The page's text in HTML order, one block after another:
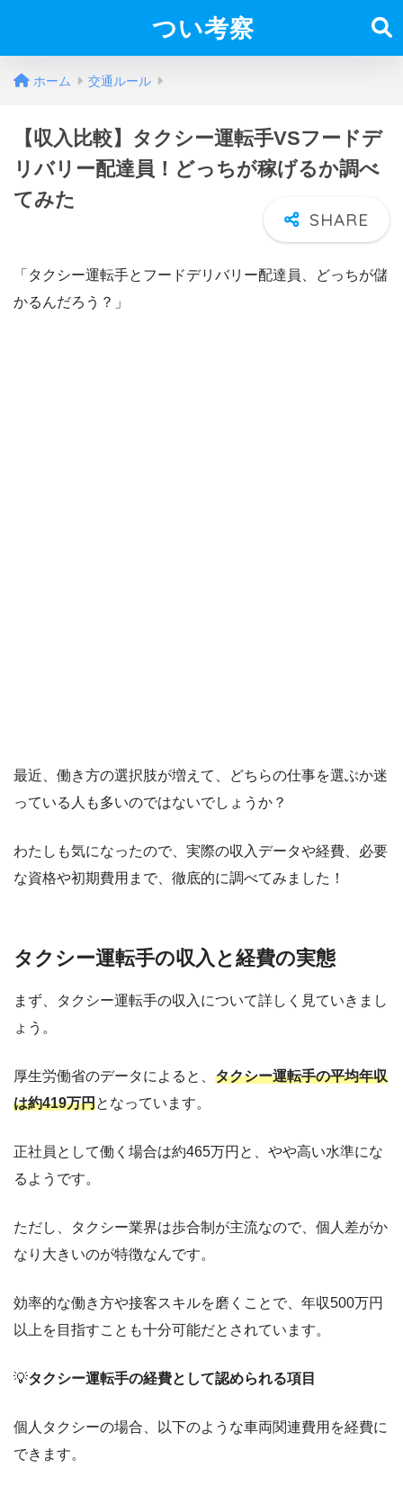
つい考察
ホーム 交通ルール
【収入比較】タクシー運転手VSフードデ
リバリー配達員！どっちが稼げるか調べ
てみた
「タクシー運転手とフードデリバリー配達員、どっちが儲
かるんだろう？」
最近、働き方の選択肢が増えて、どちらの仕事を選ぶか迷
っている人も多いのではないでしょうか？
わたしも気になったので、実際の収入データや経費、必要
な資格や初期費用まで、徹底的に調べてみました！
タクシー運転手の収入と経費の実態
まず、タクシー運転手の収入について詳しく見ていきまし
ょう。
厚生労働省のデータによると、 タクシー運転手の平均年収
は約419万円となっています。
正社員として働く場合は約465万円と、やや高い水準にな
るようです。
ただし、タクシー業界は歩合制が主流なので、個人差がか
なり大きいのが特徴なんです。
効率的な働き方や接客スキルを磨くことで、年収500万円
以上を目指すことも十分可能だとされています。
💡タクシー運転手の経費として認められる項目
個人タクシーの場合、以下のような車両関連費用を経費に
できます。